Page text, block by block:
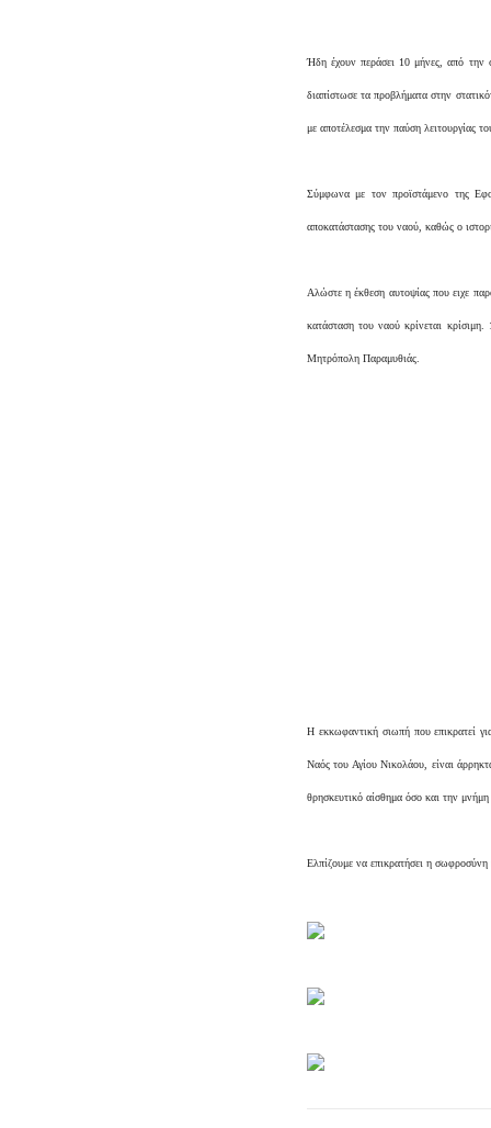
Ήδη έχουν περάσει 10 μήνες, από την
διαπίστωσε τα προβλήματα στην
με αποτέλεσμα την παύση λειτουργίας
Σύμφωνα με τον προϊστάμενο της
αποκατάστασης του ναού, καθώς ο
Αλώστε η έκθεση αυτοψίας που ειχε
κατάσταση του ναού κρίνεται
Μητρόπολη Παραμυθιάς.
Η εκκωφαντική σιωπή που επικρατεί
Ναός του Αγίου Νικολάου, είναι
θρησκευτικό αίσθημα όσο και την
Ελπίζουμε να επικρατήσει η